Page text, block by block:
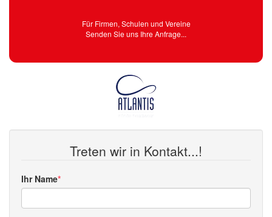
Für Firmen, Schulen und Vereine
Senden Sie uns Ihre Anfrage...
Treten wir in Kontakt...!
Ihr Name